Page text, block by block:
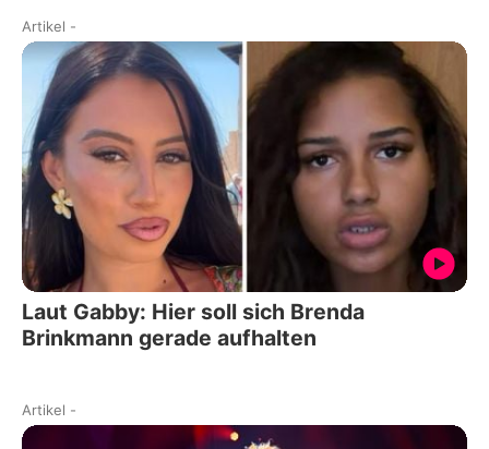
Artikel -
Laut Gabby: Hier soll sich Brenda
Brinkmann gerade aufhalten
Artikel -